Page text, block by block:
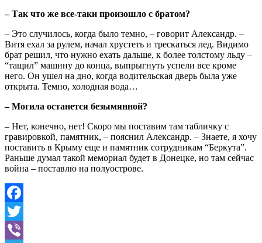
– Так что же все-таки произошло с братом?
– Это случилось, когда было темно, – говорит Александр. –
Витя ехал за рулем, начал хрустеть и трескаться лед. Видимо
брат решил, что нужно ехать дальше, к более толстому льду –
“тащил” машину до конца, выпрыгнуть успели все кроме
него. Он ушел на дно, когда водительская дверь была уже
открыта. Темно, холодная вода…
– Могила останется безымянной?
– Нет, конечно, нет! Скоро мы поставим там табличку с
гравировкой, памятник, – пояснил Александр. – Знаете, я хочу
поставить в Крыму еще и памятник сотрудникам “Беркута”.
Раньше думал такой мемориал будет в Донецке, но там сейчас
война – поставлю на полуострове.
Facebook
Twitter